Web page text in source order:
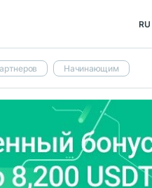
RU
Начинающим